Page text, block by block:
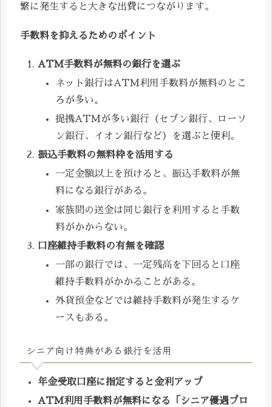
繁に発生すると大きな出費につながります。
手数料を抑えるためのポイント
ATM手数料が無料の銀行を選ぶ
ネット銀行はATM利用手数料が無料のとこ
ろが多い。
提携ATMが多い銀行（セブン銀行、ローソ
ン銀行、イオン銀行など）を選ぶと便利。
振込手数料の無料枠を活用する
一定金額以上を預けると、振込手数料が無
料になる銀行がある。
家族間の送金は同じ銀行を利用すると手数
料がかからない。
口座維持手数料の有無を確認
一部の銀行では、一定残高を下回ると口座
維持手数料がかかることがある。
外貨預金などでは維持手数料が発生するケ
ースもある。
シニア向け特典がある銀行を活用
年金受取口座に指定すると金利アップ
ATM利用手数料が無料になる「シニア優遇プロ